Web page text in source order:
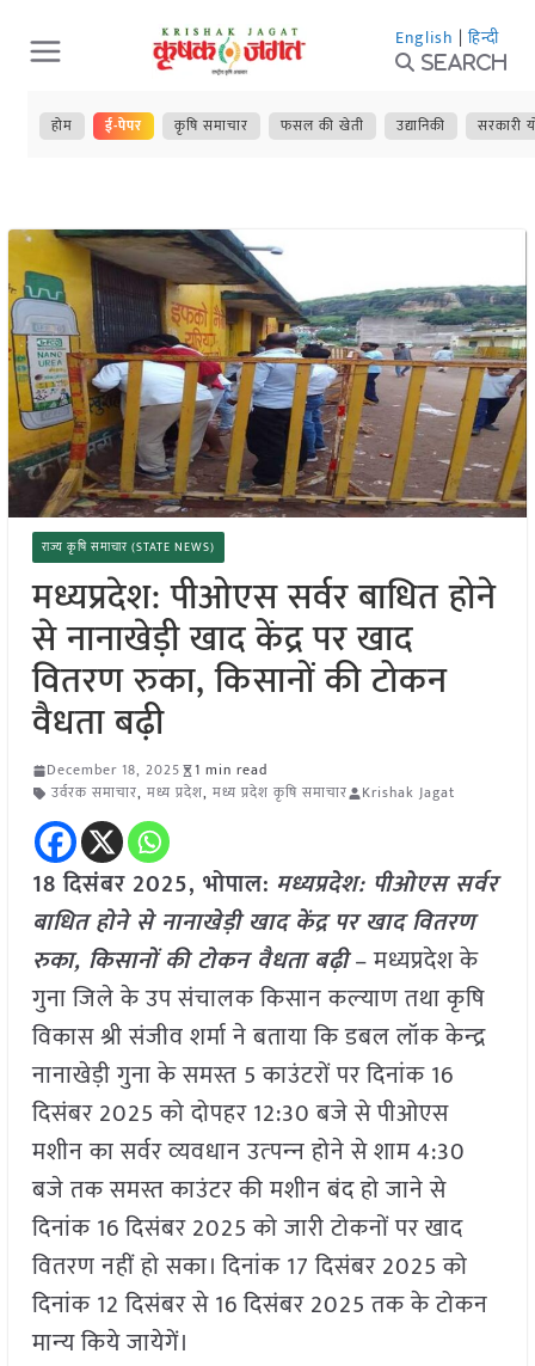
Skip
to
content
English | हिन्दी
Search
होम ई-पेपर कृषि समाचार फसल की खेती उद्यानिकी सरकारी
राज्य कृषि समाचार (STATE NEWS)
मध्यप्रदेश: पीओएस सर्वर बाधित होने
से नानाखेड़ी खाद केंद्र पर खाद
वितरण रुका, किसानों की टोकन
वैधता बढ़ी
December 18, 2025
1 min read
उर्वरक समाचार, मध्य प्रदेश, मध्य प्रदेश कृषि समाचार Krishak Jagat
18 दिसंबर 2025, भोपाल: मध्यप्रदेश: पीओएस सर्वर
बाधित होने से नानाखेड़ी खाद केंद्र पर खाद वितरण
रुका, किसानों की टोकन वैधता बढ़ी– मध्यप्रदेश के
गुना जिले के उप संचालक किसान कल्‍याण तथा कृषि
विकास श्री संजीव शर्मा ने बताया कि डबल लॉक केन्‍द्र
नानाखेड़ी गुना के समस्त 5 काउंटरों पर दिनांक 16
दिसंबर 2025 को दोपहर 12:30 बजे से पीओएस
मशीन का सर्वर व्‍यवधान उत्‍पन्‍न होने से शाम 4:30
बजे तक समस्त काउंटर की मशीन बंद हो जाने से
दिनांक 16 दिसंबर 2025 को जारी टोकनों पर खाद
वितरण नहीं हो सका। दिनांक 17 दिसंबर 2025 को
दिनांक 12 दिसंबर से 16 दिसंबर 2025 तक के टोकन
मान्‍य किये जायेगें।